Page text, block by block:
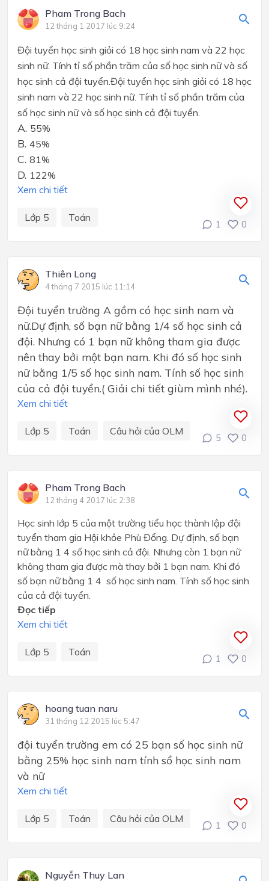
Pham Trong Bach
12 tháng 1 2017 lúc 9:24
Đội tuyển học sinh giỏi có 18 học sinh nam và 22 học
sinh nữ. Tính tỉ số phần trăm của số học sinh nữ và số
học sinh cả đội tuyển.Đội tuyển học sinh giỏi có 18 học
sinh nam và 22 học sinh nữ. Tính tỉ số phần trăm của
số học sinh nữ và số học sinh cả đội tuyển.
A. 55%
B. 45%
C. 81%
D. 122%
Xem chi tiết
Lớp 5 Toán
1 0
Thiên Long
4 tháng 7 2015 lúc 11:14
Đội tuyển trường A gồm có học sinh nam và
nữ.Dự định, số bạn nữ bằng 1/4 số học sinh cả
đội. Nhưng có 1 bạn nữ không tham gia được
nên thay bởi một bạn nam. Khi đó số học sinh
nữ bằng 1/5 số học sinh nam. Tính số học sinh
của cả đội tuyển.( Giải chi tiết giùm mình nhé).
Xem chi tiết
Lớp 5 Toán Câu hỏi của OLM
5 0
Pham Trong Bach
12 tháng 4 2017 lúc 2:38
Học sinh lớp 5 của một trường tiểu học thành lập đội
tuyển tham gia Hội khỏe Phù Đổng. Dự định, số bạn
nữ bằng 1 4 số học sinh cả đội. Nhưng còn 1 bạn nữ
không tham gia được mà thay bởi 1 bạn nam. Khi đó
số bạn nữ bằng 1 4 số học sinh nam. Tính số học sinh
của cả đội tuyển.
Đọc tiếp
Xem chi tiết
Lớp 5 Toán
1 0
hoang tuan naru
31 tháng 12 2015 lúc 5:47
đội tuyển trường em có 25 bạn số học sinh nữ
bằng 25% học sinh nam tính sổ học sinh nam
và nữ
Xem chi tiết
Lớp 5 Toán Câu hỏi của OLM
1 0
Nguyễn Thuy Lan